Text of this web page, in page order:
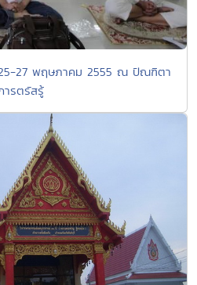
27 พฤษภาคม 2555 ณ ปัณฑิตา
รตรัสรู้